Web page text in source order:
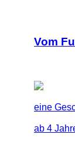
Vom
eine
ab 4